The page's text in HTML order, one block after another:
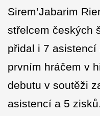
Sirem’Jabarim
střelcem českých
přidal i 7
prvním hráčem v
debutu v soutěži
asistencí a 5 zisků.